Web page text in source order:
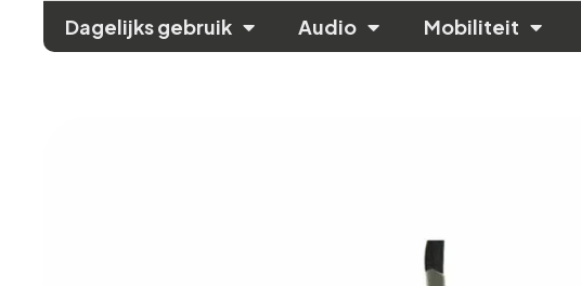
Dagelijks gebruik Audio Mobiliteit